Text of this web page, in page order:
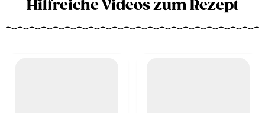
Hilfreiche Videos zum Rezept